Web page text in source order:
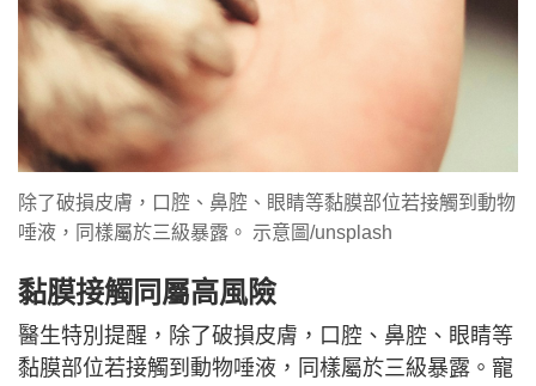
除了破損皮膚，口腔、鼻腔、眼睛等黏膜部位若接觸到動物
唾液，同樣屬於三級暴露。 示意圖/unsplash
黏膜接觸同屬高風險
醫生特別提醒，除了破損皮膚，口腔、鼻腔、眼睛等
黏膜部位若接觸到動物唾液，同樣屬於三級暴露。寵